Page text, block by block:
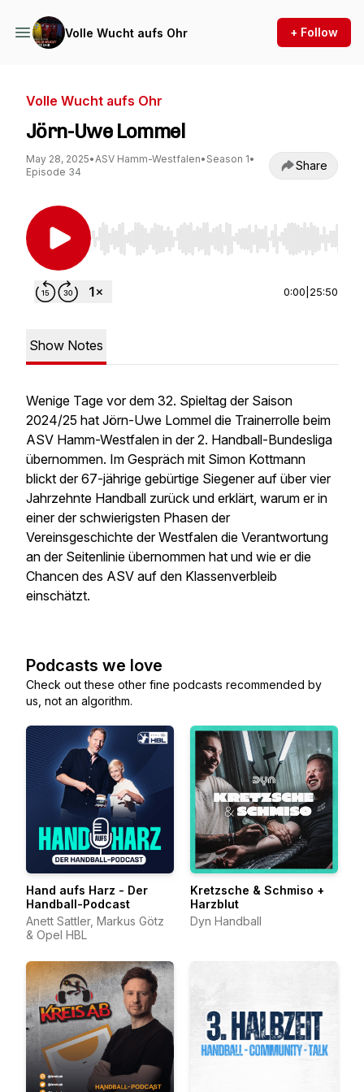
Volle Wucht aufs Ohr + Follow
Volle Wucht aufs Ohr
Jörn-Uwe Lommel
May 28, 2025•ASV Hamm-Westfalen• Season 1•
Episode 34
Share
Use Left/Right to seek, Home/End to jump to
0:00 25:50
Show Notes
Wenige Tage vor dem 32. Spieltag der Saison
2024/25 hat Jörn-Uwe Lommel die Trainerrolle beim
ASV Hamm-Westfalen in der 2. Handball-Bundesliga
übernommen. Im Gespräch mit Simon Kottmann
blickt der 67-jährige gebürtige Siegener auf über vier
Jahrzehnte Handball zurück und erklärt, warum er in
einer der schwierigsten Phasen der
Vereinsgeschichte der Westfalen die Verantwortung
an der Seitenlinie übernommen hat und wie er die
Chancen des ASV auf den Klassenverbleib
einschätzt.
Podcasts we love
Check out these other fine podcasts recommended by
us, not an algorithm.
Hand aufs Harz - Der
Handball-Podcast
Anett Sattler, Markus Götz
& Opel HBL
Kretzsche & Schmiso +
Harzblut
Dyn Handball